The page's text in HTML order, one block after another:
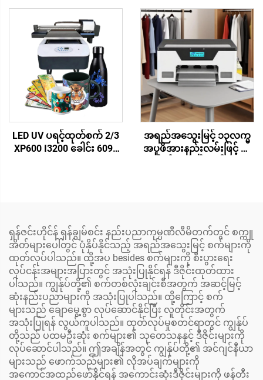
သည့်အတွက်
အလိုအလျောက်အမြန်နှုန်း
မြင့် ဖိအားပေးစက် ပရင့်တာ
တစ်ကြိမ်သာ ဖြတ်သွားသော
စက္ကူပလိတ်ပရင်တာ h P
ခေါင်းနှင့် ကွန်ပျူတာပါ ပါဝင်
သည်
LED UV ပရင့်ထုတ်စက် 2/3
XP600 I3200 ခေါင်း 6090
အရည်အသွေးမြင့် ၁၃လက္မ
အပူဖိအားနည်းလမ်းဖြင့် ထ
တာ
ရှန်ဇင်းဟိုင်န် ရှန်ချွမ်စင်း နည်းပညာကုမ္ပဏီလီမိတက်တွင် စက္ကူ
အိတ်များပေါ်တွင် ပုံနှိပ်နိုင်သည့် အရည်အသွေးမြင့် စက်များကို
ထုတ်လုပ်ပါသည်။ ထို့အပ besides စက်များကို စီးပွားရေး
လုပ်ငန်းအများအပြားတွင် အသုံးပြုနိုင်ရန် ဒီဇိုင်းထုတ်ထား
ပါသည်။ ကျွန်ုပ်တို့၏ စက်တစ်လုံးချင်းစီအတွက် အဆင့်မြင့်
ဆုံးနည်းပညာများကို အသုံးပြုပါသည်။ ထို့ကြောင့် စက်
များသည် ချောမွေ့စွာ လုပ်ဆောင်နိုင်ပြီး လူတိုင်းအတွက်
အသုံးပြုရန် လွယ်ကူပါသည်။ ထုတ်လုပ်မှုစတင်ရာတွင် ကျွန်ုပ်
တို့သည် ပထမဦးဆုံး စက်များ၏ သုတေသနနှင့် ဒီဇိုင်းများကို
လုပ်ဆောင်ပါသည်။ ဤအချိန်အတွင် ကျွန်ုပ်တို့၏ အင်ဂျင်နီယာ
များသည် ဖောက်သည်များ၏ လိုအပ်ချက်များကို
အကောင်အထည်ဖော်နိုင်ရန် အကောင်းဆုံးဒီဇိုင်းများကို ဖန်တီး